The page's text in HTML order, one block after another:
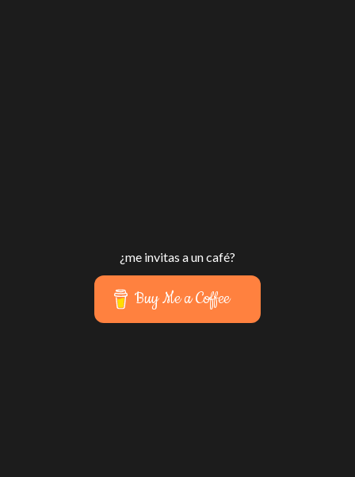
¿me invitas a un café?
Buy Me a Coffee